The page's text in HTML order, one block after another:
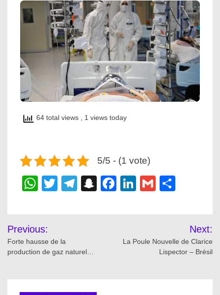
64 total views , 1 views today
5/5 - (1 vote)
WhatsApp
TwitterTelegram
Snapchat
Facebook
LinkedIn
Gmail
Post
navigation
Previous:
Forte hausse de la
production de gaz naturel…
Next:
La Poule Nouvelle de Clarice
Lispector – Brésil